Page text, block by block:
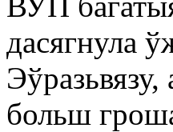
дасягнула
больш